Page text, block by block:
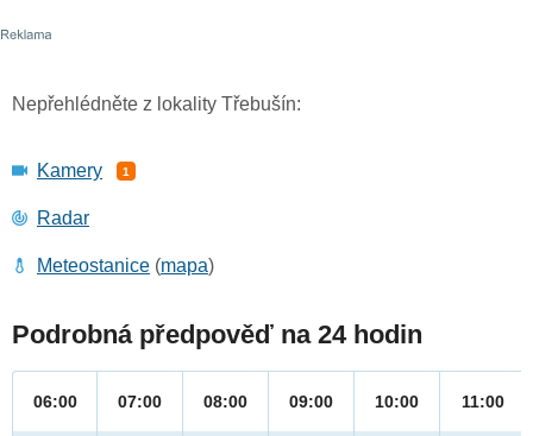
Nepřehlédněte z lokality Třebušín:
Kamery 1
Radar
Meteostanice (mapa)
Podrobná předpověď na 24 hodin
06:00 07:00 08:00 09:00 10:00 11:00